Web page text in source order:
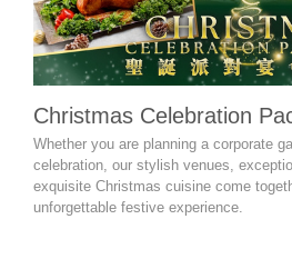
Christmas Celebration
Whether you are planning a corporate
celebration, our stylish venues,
exquisite Christmas cuisine come
unforgettable festive experience.